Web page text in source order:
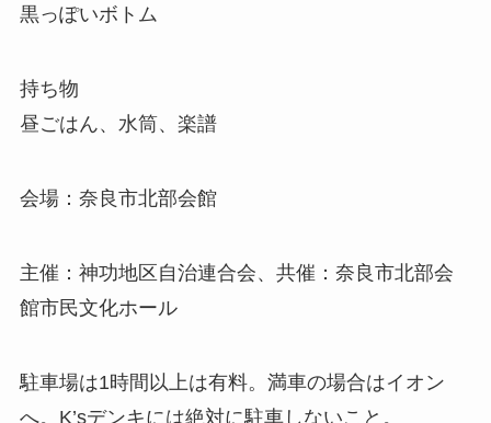
黒っぽいボトム
持ち物
昼ごはん、水筒、楽譜
会場：奈良市北部会館
主催：神功地区自治連合会、共催：奈良市北部会
館市民文化ホール
駐車場は1時間以上は有料。満車の場合はイオン
へ。K’sデンキには絶対に駐車しないこと。